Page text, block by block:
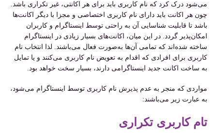
می‌شود درک کرد که نام کاربری باید برای هر اکانتی، غیر تکراری باشد.
چون هر اکانت باید دارای نام کاربری اختصاصی و مجزا با دیگر اکانت‌ها
باشد تا قابلیت شناسایی آن به راحتی توسط اینستاگرام و کاربران
امکان‌پذیر گردد. در این میان، اکانت‌های بسیار زیادی در اینستاگرام
ساخته شده‌اند که تمامی آن‌ها به‌صورت فعال می‌باشند. لذا انتخاب نام
کاربری برای افرادی که اقدام به تعویض نام کاربری می‌کنند و یا تمایل
به ساخت اکانت جدید اینستاگرامی دارند، بسیار سخت خواهد بود.
مواردی که منجر به عدم پذیرش نام کاربری توسط اینستاگرام می‌شود،
به عبارت زیر می‌باشند:
تام کاربری تکراری